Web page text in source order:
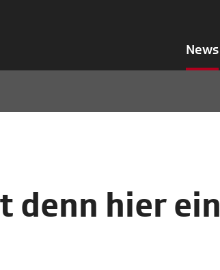
News
denn hier ein